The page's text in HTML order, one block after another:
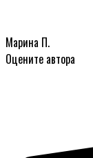
Марина П.
Оцените автора